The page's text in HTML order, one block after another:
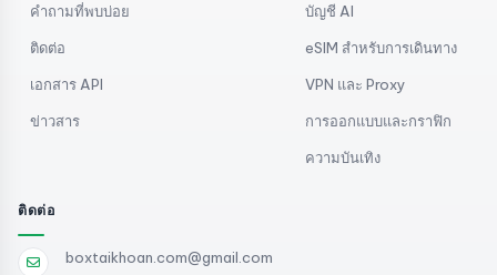
คำถามที่พบบ่อย
ติดต่อ
เอกสาร API
ข่าวสาร
บัญชี AI
eSIM สำหรับการเดินทาง
VPN และ Proxy
การออกแบบและกราฟิก
ความบันเทิง
ติดต่อ
boxtaikhoan.com@gmail.com